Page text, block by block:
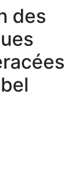
des